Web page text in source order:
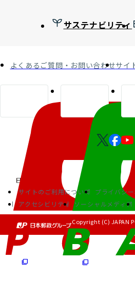
サステナビリティ
よくあるご質問・お問い合わせサイ
サイトのご利用について
プライバシ
アクセシビリティ
ソーシャルメディア
Copyright (C) JAPAN